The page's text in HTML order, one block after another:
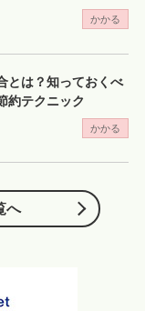
かかる
かかる
とは？知っておくべ
約テクニック
へ